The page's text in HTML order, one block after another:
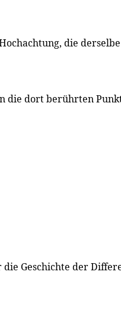
die
die dort berührten
die Geschichte der